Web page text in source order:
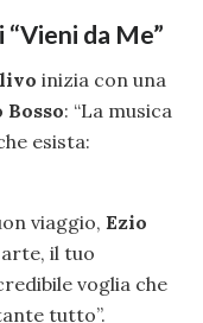
da Me”
inizia con una
Bosso: “La musica
esista:
viaggio, Ezio
il tuo
voglia che
tutto”.